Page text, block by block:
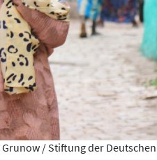
Grunow / Stiftung der